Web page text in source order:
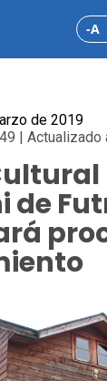
-A
de 2019
| Actualizado
de